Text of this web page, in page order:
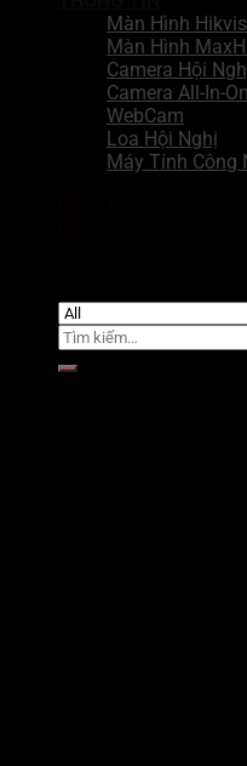
Màn Hình
Màn Hình
Camera Hội
Camera All-In-
WebCam
Loa Hội Nghị
Máy Tính Công
Tìm
kiếm: